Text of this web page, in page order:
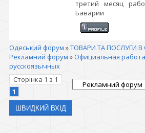
третий месяц
Баварии
Одеський форум »ТОВАРИ ТА ПОСЛУГИ В
Рекламний форум »Официальная
русскоязычных
Сторінка 1 з 1
1